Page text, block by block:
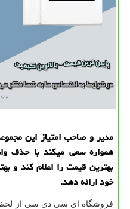
مدیر و صاحب امتیاز این
همواره سعی میكند با حذف
بهترین قیمت را اعلام كند و
خود ارائه دهد.
فروشگاه ای سی دی سی از